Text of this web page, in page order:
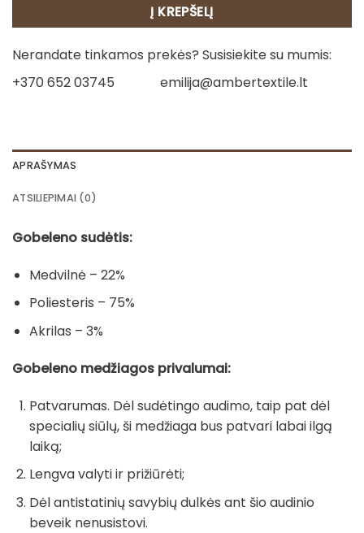
Į KREPŠELĮ
Nerandate tinkamos prekės? Susisiekite su mumis:
+370 652 03745
emilija@ambertextile.lt
APRAŠYMAS
ATSILIEPIMAI (0)
Gobeleno sudėtis:
Medvilnė – 22%
Poliesteris – 75%
Akrilas – 3%
Gobeleno medžiagos privalumai:
Patvarumas. Dėl sudėtingo audimo, taip pat dėl
specialių siūlų, ši medžiaga bus patvari labai ilgą
laiką;
Lengva valyti ir prižiūrėti;
Dėl antistatinių savybių dulkės ant šio audinio
beveik nenusistovi.